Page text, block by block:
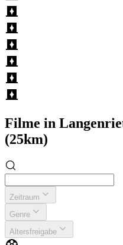
Filme in
(25km)
Zeitraum
Genre
Altersfreigabe